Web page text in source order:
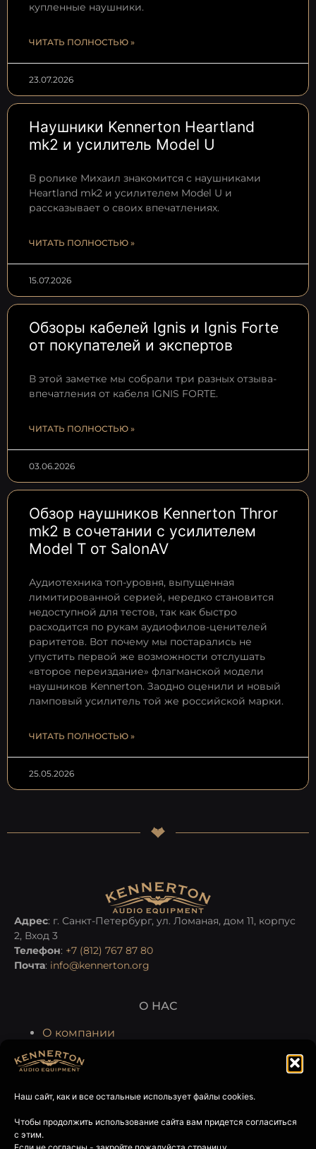
Наш сайт, как и все остальные использует файлы cookies.
Чтобы продолжить использование сайта вам придется согласиться
с этим.
купленные наушники.
ЧИТАТЬ ПОЛНОСТЬЮ »
23.07.2026
Наушники Kennerton Heartland
mk2 и усилитель Model U
В ролике Михаил знакомится с наушниками
Heartland mk2 и усилителем Model U и
рассказывает о своих впечатлениях.
ЧИТАТЬ ПОЛНОСТЬЮ »
15.07.2026
Обзоры кабелей Ignis и Ignis Forte
от покупателей и экспертов
В этой заметке мы собрали три разных отзыва-
впечатления от кабеля IGNIS FORTE.
ЧИТАТЬ ПОЛНОСТЬЮ »
03.06.2026
Обзор наушников Kennerton Thror
mk2 в сочетании с усилителем
Model T от SalonAV
Аудиотехника топ-уровня, выпущенная
лимитированной серией, нередко становится
недоступной для тестов, так как быстро
расходится по рукам аудиофилов-ценителей
раритетов. Вот почему мы постарались не
упустить первой же возможности отслушать
«второе переиздание» флагманской модели
наушников Kennerton. Заодно оценили и новый
ламповый усилитель той же российской марки.
ЧИТАТЬ ПОЛНОСТЬЮ »
25.05.2026
Адрес: г. Санкт-Петербург, ул. Ломаная, дом 11, корпус
2, Вход 3
Телефон: +7 (812) 767 87 80
Почта: info@kennerton.org
О НАС
О компании
Производство
Гарантия и сервис
ГДЕ КУПИТЬ
Интернет-магазин Kennerton
Магазины и шоу-румы партнеров